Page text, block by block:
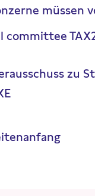
müssen
committee
zu